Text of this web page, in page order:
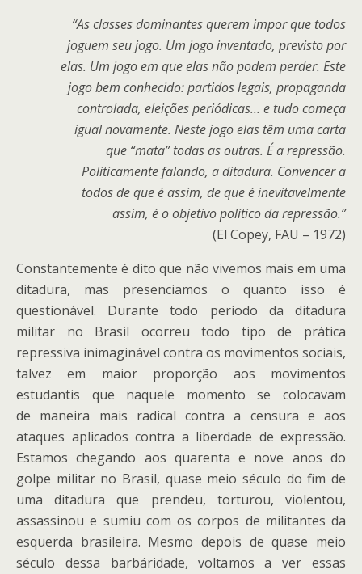
“As classes dominantes querem impor que todos
joguem seu jogo. Um jogo inventado, previsto por
elas. Um jogo em que elas não podem perder. Este
jogo bem conhecido: partidos legais, propaganda
controlada, eleições periódicas… e tudo começa
igual novamente. Neste jogo elas têm uma carta
que “mata” todas as outras. É a repressão.
Politicamente falando, a ditadura. Convencer a
todos de que é assim, de que é inevitavelmente
assim, é o objetivo político da repressão.”
(El Copey, FAU – 1972)
Constantemente é dito que não vivemos mais em uma
ditadura, mas presenciamos o quanto isso é
questionável. Durante todo período da ditadura
militar no Brasil ocorreu todo tipo de prática
repressiva inimaginável contra os movimentos sociais,
talvez em maior proporção aos movimentos
estudantis que naquele momento se colocavam
de maneira mais radical contra a censura e aos
ataques aplicados contra a liberdade de expressão.
Estamos chegando aos quarenta e nove anos do
golpe militar no Brasil, quase meio século do fim de
uma ditadura que prendeu, torturou, violentou,
assassinou e sumiu com os corpos de militantes da
esquerda brasileira. Mesmo depois de quase meio
século dessa barbáridade, voltamos a ver essas